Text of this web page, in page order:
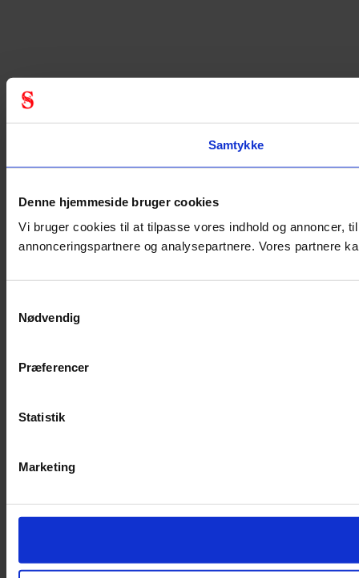
Samtykke
Denne hjemmeside bruger cookies
Vi bruger cookies til at tilpasse vores indhold og annoncer,
annonceringspartnere og analysepartnere. Vores partnere
Nødvendig
Præferencer
Statistik
Marketing